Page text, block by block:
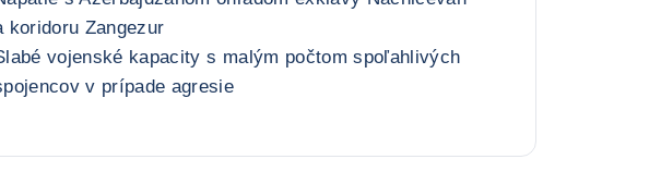
koridoru Zangezur
vojenské kapacity s malým počtom spoľahlivých
v prípade agresie